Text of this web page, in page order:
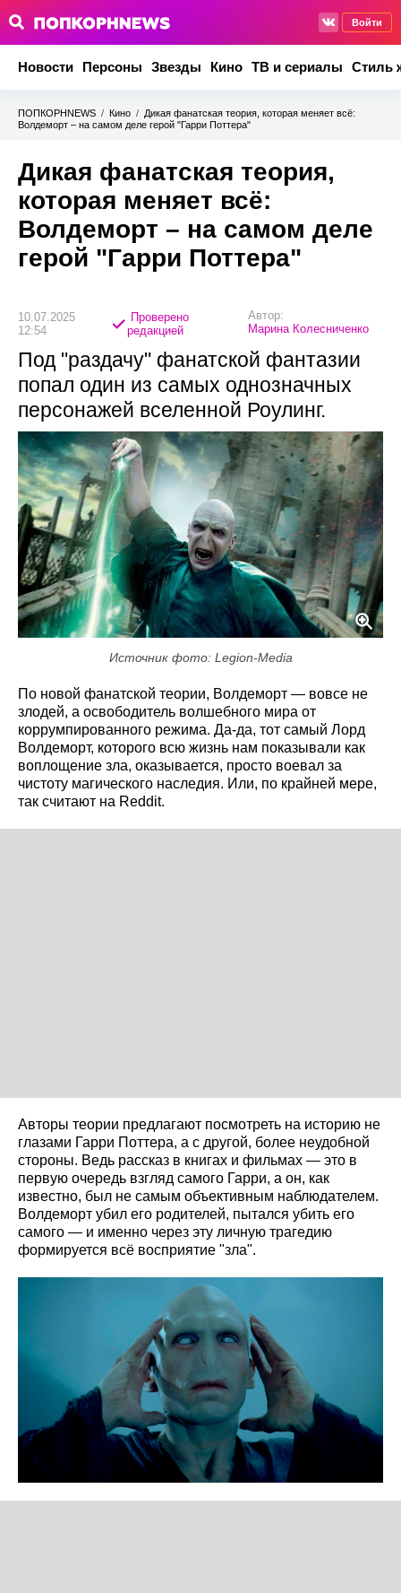
Войти
Новости Персоны Звезды Кино ТВ и сериалы Стиль
ПОПКОРНNEWS / Кино / Дикая фанатская теория, которая меняет всё:
Волдеморт – на самом деле герой "Гарри Поттера"
Дикая фанатская теория,
которая меняет всё:
Волдеморт – на самом деле
герой "Гарри Поттера"
10.07.2025
12:54
Проверено
редакцией
Автор:
Марина Колесниченко
Под "раздачу" фанатской фантазии
попал один из самых однозначных
персонажей вселенной Роулинг.
Источник фото: Legion-Media
По новой фанатской теории, Волдеморт — вовсе не
злодей, а освободитель волшебного мира от
коррумпированного режима. Да-да, тот самый Лорд
Волдеморт, которого всю жизнь нам показывали как
воплощение зла, оказывается, просто воевал за
чистоту магического наследия. Или, по крайней мере,
так считают на Reddit.
Авторы теории предлагают посмотреть на историю не
глазами Гарри Поттера, а с другой, более неудобной
стороны. Ведь рассказ в книгах и фильмах — это в
первую очередь взгляд самого Гарри, а он, как
известно, был не самым объективным наблюдателем.
Волдеморт убил его родителей, пытался убить его
самого — и именно через эту личную трагедию
формируется всё восприятие "зла".